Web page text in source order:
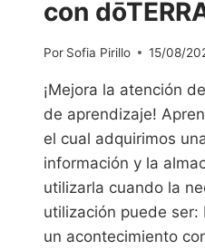
con
Por Sofia Pirillo 15/08/
¡Mejora la atención
de aprendizaje!
el cual adquirimos
información y la
utilizarla cuando la
utilización puede ser:
un acontecimiento